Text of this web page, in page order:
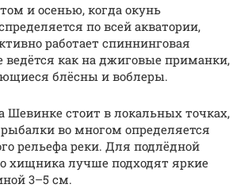
и осенью, когда окунь
по всей акватории,
работает спиннинговая
ведётся как на джиговые приманки,
блёсны и воблеры.
Шевинке стоит в локальных точках,
во многом определяется
рельефа реки. Для подлёдной
хищника лучше подходят яркие
3–5 см.